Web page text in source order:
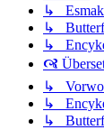
↳
↳
↳
🙧
↳
↳
↳